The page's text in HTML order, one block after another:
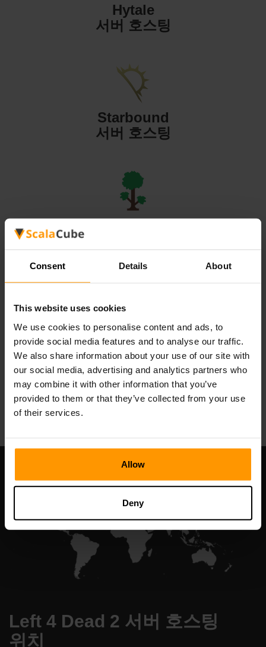
Consent Details About
This website uses cookies
We use cookies to personalise content and ads, to
provide social media features and to analyse our traffic.
We also share information about your use of our site with
our social media, advertising and analytics partners who
may combine it with other information that you’ve
provided to them or that they’ve collected from your use
of their services.
Allow
Deny
Hytale
서버 호스팅
Starbound
서버 호스팅
Valheim
서버 호스팅
All Games
Left 4 Dead 2 서버 호스팅
위치